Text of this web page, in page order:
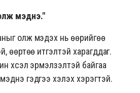
мэднэ."
олж мэдэх нь өөрийгөө
өөртөө итгэлтэй харагддаг.
хүсэл эрмэлзэлтэй байгаа
гэдгээ хэлэх хэрэгтэй.